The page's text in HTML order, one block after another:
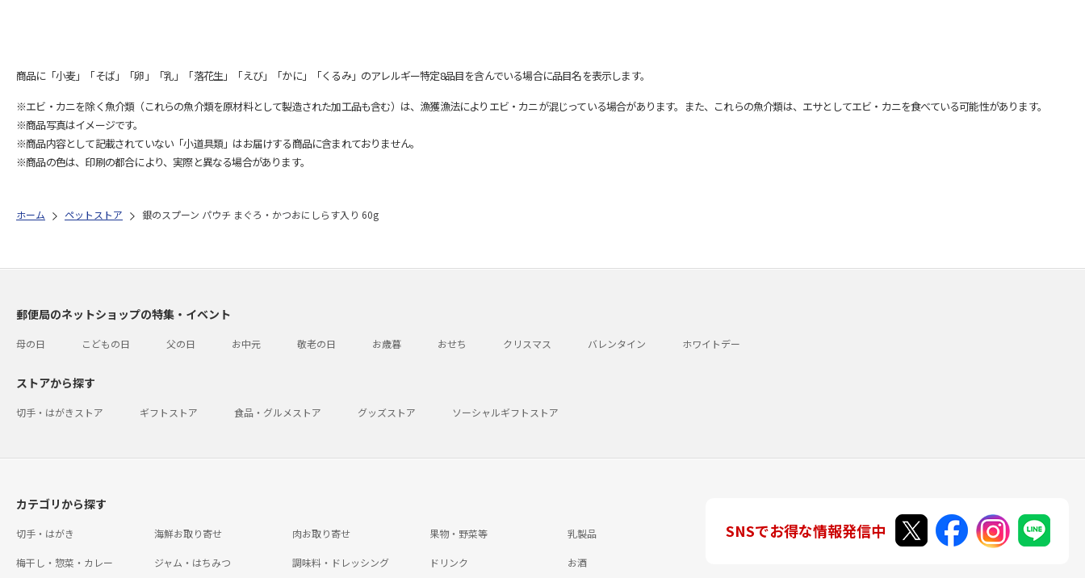
商品に「小麦」「そば」「卵」「乳」「落花生」「えび」「かに」「くるみ」のアレルギー特定8品目を含んでいる場合に品目名を表示します。
※エビ・カニを除く魚介類（これらの魚介類を原材料として製造された加工品も含む）は、漁獲漁法によりエビ・カニが混じっている場合があります。また、これらの魚介類は、エサとしてエビ・カニを食べている可能性があります。
※商品写真はイメージです。
※商品内容として記載されていない「小道具類」はお届けする商品に含まれておりません。
※商品の色は、印刷の都合により、実際と異なる場合があります。
ホーム ペットストア 銀のスプーン パウチ まぐろ・かつおにしらす入り 60g
郵便局のネットショップの特集・イベント
母の日 こどもの日 父の日 お中元 敬老の日 お歳暮 おせち クリスマス バレンタイン ホワイトデー
ストアから探す
切手・はがきストア ギフトストア 食品・グルメストア グッズストア ソーシャルギフトストア
カテゴリから探す
切手・はがき 海鮮お取り寄せ 肉お取り寄せ 果物・野菜等 乳製品
梅干し・惣菜・カレー ジャム・はちみつ 調味料・ドレッシング ドリンク お酒
SNSでお得な情報発信中